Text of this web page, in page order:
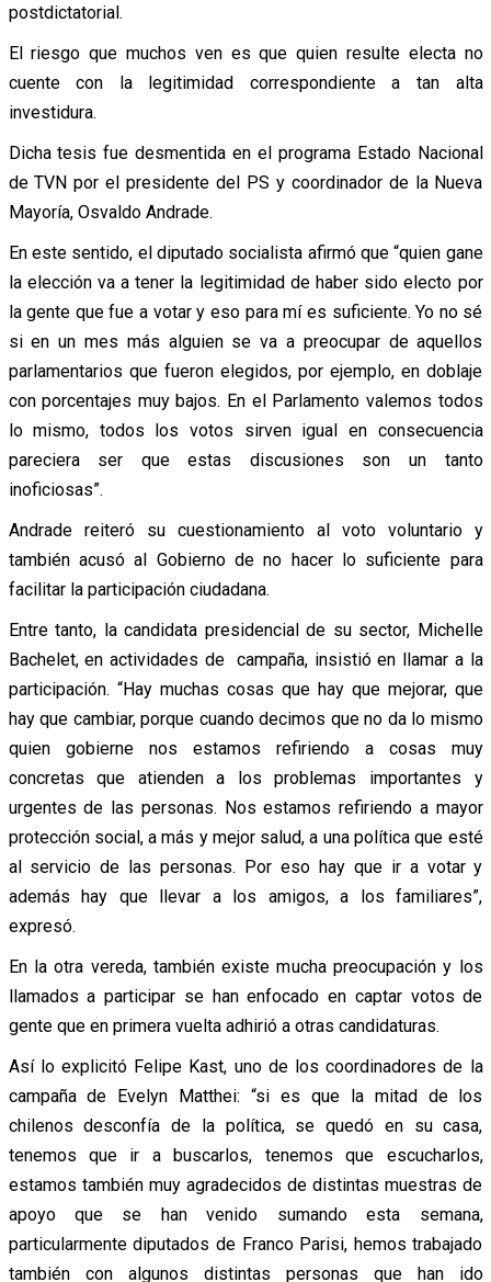
postdictatorial.
El riesgo que muchos ven es que quien resulte electa no
cuente con la legitimidad correspondiente a tan alta
investidura.
Dicha tesis fue desmentida en el programa Estado Nacional
de TVN por el presidente del PS y coordinador de la Nueva
Mayoría, Osvaldo Andrade.
En este sentido, el diputado socialista afirmó que “quien gane
la elección va a tener la legitimidad de haber sido electo por
la gente que fue a votar y eso para mí es suficiente. Yo no sé
si en un mes más alguien se va a preocupar de aquellos
parlamentarios que fueron elegidos, por ejemplo, en doblaje
con porcentajes muy bajos. En el Parlamento valemos todos
lo mismo, todos los votos sirven igual en consecuencia
pareciera ser que estas discusiones son un tanto
inoficiosas”.
Andrade reiteró su cuestionamiento al voto voluntario y
también acusó al Gobierno de no hacer lo suficiente para
facilitar la participación ciudadana.
Entre tanto, la candidata presidencial de su sector, Michelle
Bachelet, en actividades de campaña, insistió en llamar a la
participación. “Hay muchas cosas que hay que mejorar, que
hay que cambiar, porque cuando decimos que no da lo mismo
quien gobierne nos estamos refiriendo a cosas muy
concretas que atienden a los problemas importantes y
urgentes de las personas. Nos estamos refiriendo a mayor
protección social, a más y mejor salud, a una política que esté
al servicio de las personas. Por eso hay que ir a votar y
además hay que llevar a los amigos, a los familiares”,
expresó.
En la otra vereda, también existe mucha preocupación y los
llamados a participar se han enfocado en captar votos de
gente que en primera vuelta adhirió a otras candidaturas.
Así lo explicitó Felipe Kast, uno de los coordinadores de la
campaña de Evelyn Matthei: “si es que la mitad de los
chilenos desconfía de la política, se quedó en su casa,
tenemos que ir a buscarlos, tenemos que escucharlos,
estamos también muy agradecidos de distintas muestras de
apoyo que se han venido sumando esta semana,
particularmente diputados de Franco Parisi, hemos trabajado
también con algunos distintas personas que han ido